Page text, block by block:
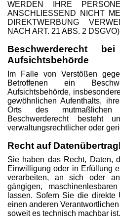
WERDEN IHRE
ANSCHLIESSEND NICHT
DIREKTWERBUNG
NACH ART. 21 ABS. 2
Beschwerde­recht
Aufsichts­behörde
Im Falle von Verstößen
Betroffenen ein
Aufsichtsbehörde,
gewöhnlichen Aufenthalts,
Orts des
Beschwerderecht besteht
verwaltungsrechtlicher oder
Recht auf
Sie haben das Recht, Daten,
Einwilligung oder in Erfüllung
verarbeiten, an sich oder
gängigen,
lassen. Sofern Sie die direkte
einen anderen
soweit es technisch machbar ist.